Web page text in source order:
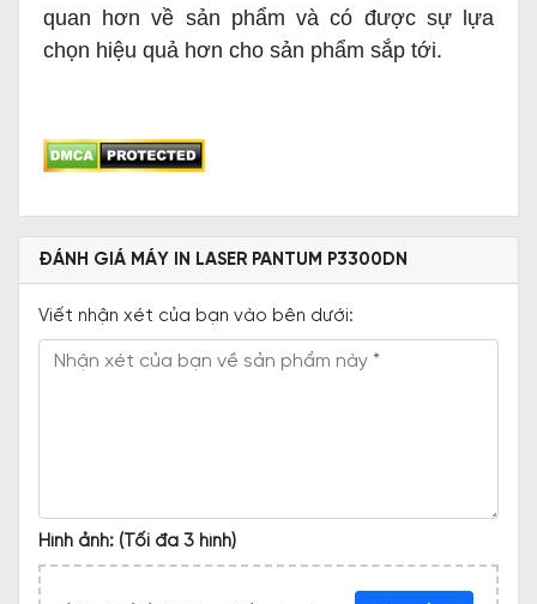
quan hơn về sản phẩm và có được sự lựa
chọn hiệu quả hơn cho sản phẩm sắp tới.
ĐÁNH GIÁ MÁY IN LASER PANTUM P3300DN
Viết nhận xét của bạn vào bên dưới:
Hình ảnh: (Tối đa 3 hình)